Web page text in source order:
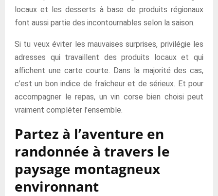
locaux et les desserts à base de produits régionaux
font aussi partie des incontournables selon la saison.
Si tu veux éviter les mauvaises surprises, privilégie les
adresses qui travaillent des produits locaux et qui
affichent une carte courte. Dans la majorité des cas,
c’est un bon indice de fraîcheur et de sérieux. Et pour
accompagner le repas, un vin corse bien choisi peut
vraiment compléter l’ensemble.
Partez à l’aventure en
randonnée à travers le
paysage montagneux
environnant